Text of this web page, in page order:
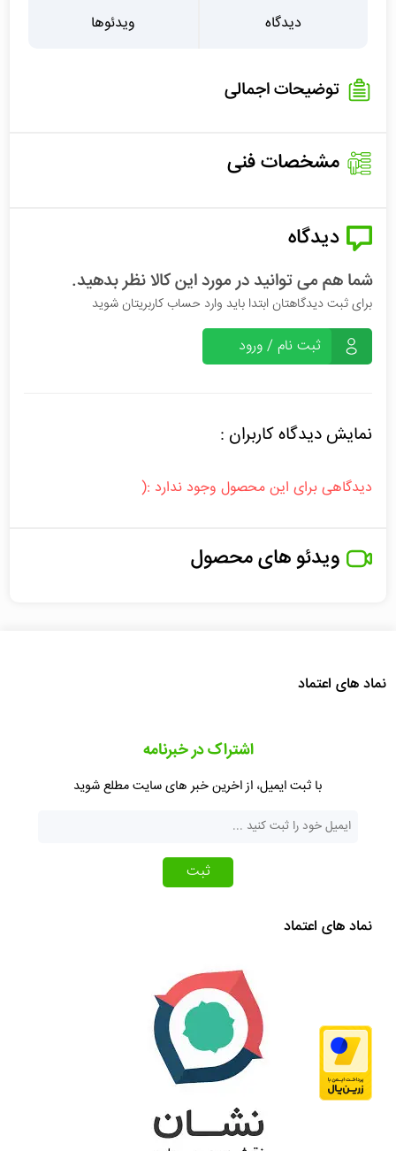
دیدگاه ویدئوها
توضیحات اجمالی
مشخصات فنی
دیدگاه
شما هم می توانید در مورد این کالا نظر بدهید.
برای ثبت دیدگاهتان ابتدا باید وارد حساب کاربریتان شوید
ثبت نام / ورود
نمایش دیدگاه کاربران :
دیدگاهی برای این محصول وجود ندارد :(
ویدئو های محصول
نماد های اعتماد
اشتراک در خبرنامه
با ثبت ایمیل، از اخرین خبر های سایت مطلع شوید
ثبت
نماد های اعتماد